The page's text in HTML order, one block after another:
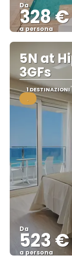
Da
328 €
a persona
5N at
3GFs
1 DESTINAZIONI
.
Da
523 €
a persona